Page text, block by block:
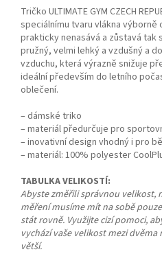
Tričko ULTIMATE GYM CZECH
speciálnímu tvaru vlákna
prakticky nenasává a zůstavá tak
pružný, velmi lehký a vzdušný a
vzduchu, která výrazně snižuje
ideální především do letního
oblečení.
– dámské triko
– materiál předurčuje pro
– inovativní design vhodný i pro
– materiál: 100% polyester
TABULKA VELIKOSTÍ:
Abyste změřili správnou velikost,
měření musíme mít na sobě
stát rovně. Využijte cizí pomoci,
vychází vaše velikost mezi
větší.